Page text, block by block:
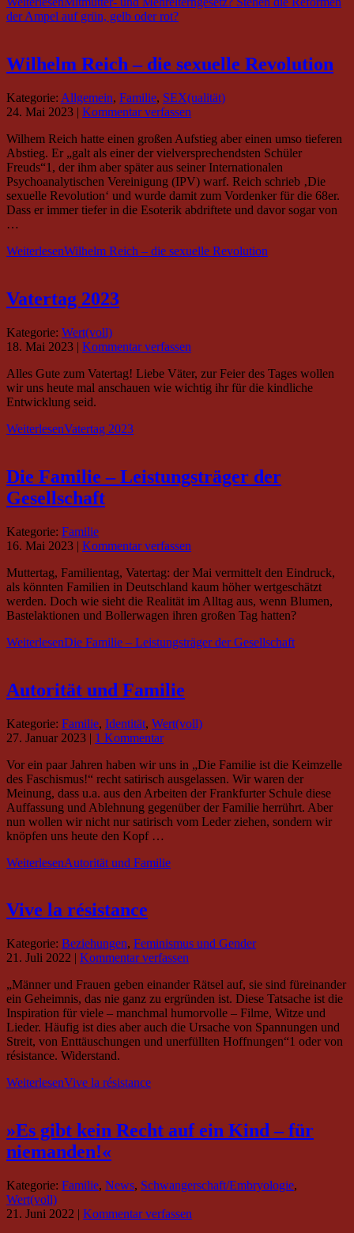
der Ampel auf grün, gelb oder rot?
Wilhelm Reich – die sexuelle Revolution
Kategorie: Allgemein, Familie, SEX(ualität)
24. Mai 2023 | Kommentar verfassen
Wilhem Reich hatte einen großen Aufstieg aber einen umso tieferen
Abstieg. Er „galt als einer der vielversprechendsten Schüler
Freuds“1, der ihm aber später aus seiner Internationalen
Psychoanalytischen Vereinigung (IPV) warf. Reich schrieb ‚Die
sexuelle Revolution‘ und wurde damit zum Vordenker für die 68er.
Dass er immer tiefer in die Esoterik abdriftete und davor sogar von
…
WeiterlesenWilhelm Reich – die sexuelle Revolution
Vatertag 2023
Kategorie: Wert(voll)
18. Mai 2023 | Kommentar verfassen
Alles Gute zum Vatertag! Liebe Väter, zur Feier des Tages wollen
wir uns heute mal anschauen wie wichtig ihr für die kindliche
Entwicklung seid.
WeiterlesenVatertag 2023
Die Familie – Leistungsträger der
Gesellschaft
Kategorie: Familie
16. Mai 2023 | Kommentar verfassen
Muttertag, Familientag, Vatertag: der Mai vermittelt den Eindruck,
als könnten Familien in Deutschland kaum höher wertgeschätzt
werden. Doch wie sieht die Realität im Alltag aus, wenn Blumen,
Bastelaktionen und Bollerwagen ihren großen Tag hatten?
WeiterlesenDie Familie – Leistungsträger der Gesellschaft
Autorität und Familie
Kategorie: Familie, Identität, Wert(voll)
27. Januar 2023 | 1 Kommentar
Vor ein paar Jahren haben wir uns in „Die Familie ist die Keimzelle
des Faschismus!“ recht satirisch ausgelassen. Wir waren der
Meinung, dass u.a. aus den Arbeiten der Frankfurter Schule diese
Auffassung und Ablehnung gegenüber der Familie herrührt. Aber
nun wollen wir nicht nur satirisch vom Leder ziehen, sondern wir
knöpfen uns heute den Kopf …
WeiterlesenAutorität und Familie
Vive la résistance
Kategorie: Beziehungen, Feminismus und Gender
21. Juli 2022 | Kommentar verfassen
„Männer und Frauen geben einander Rätsel auf, sie sind füreinander
ein Geheimnis, das nie ganz zu ergründen ist. Diese Tatsache ist die
Inspiration für viele – manchmal humorvolle – Filme, Witze und
Lieder. Häufig ist dies aber auch die Ursache von Spannungen und
Streit, von Enttäuschungen und unerfüllten Hoffnungen“1 oder von
résistance. Widerstand.
WeiterlesenVive la résistance
»Es gibt kein Recht auf ein Kind – für
niemanden!«
Kategorie: Familie, News, Schwangerschaft/Embryologie,
Wert(voll)
21. Juni 2022 | Kommentar verfassen